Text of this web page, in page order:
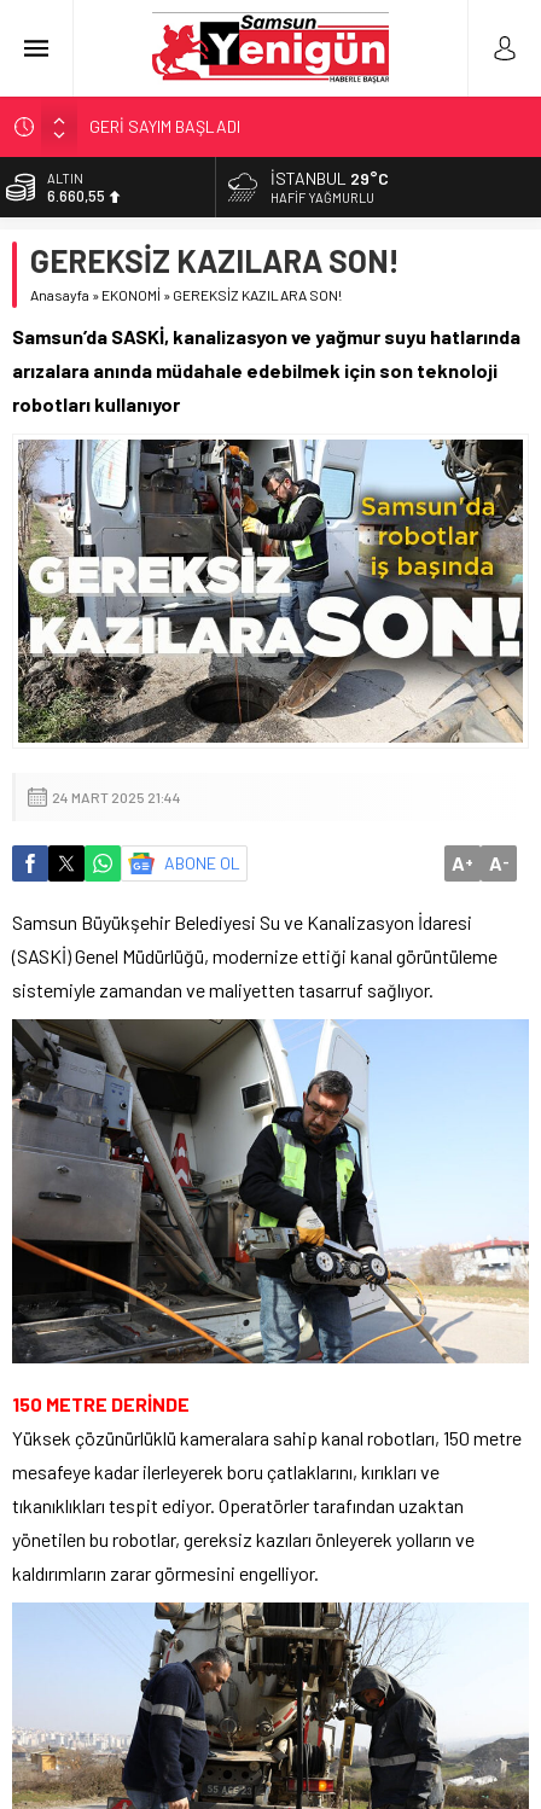
GERİ SAYIM BAŞLADI
SAMSUNSPOR’DA HEDEF 5’İNCİLİK!
‘BAFRA’YA YATIRIM YAPIN!’
YÖNETİCİ SEÇERKEN YAPILAN EN BÜYÜK HATALAR
ALTIN
6.660,55
13.779,39
DOLAR
55,1881
İSTANBUL 29°C
HAFIF YAĞMURLU
GEREKSİZ KAZILARA SON!
Anasayfa » EKONOMİ » GEREKSİZ KAZILARA SON!
Samsun’da SASKİ, kanalizasyon ve yağmur suyu hatlarında
arızalara anında müdahale edebilmek için son teknoloji
robotları kullanıyor
24 MART 2025 21:44
ABONE OL A+ A-
Samsun Büyükşehir Belediyesi Su ve Kanalizasyon İdaresi
(SASKİ) Genel Müdürlüğü, modernize ettiği kanal görüntüleme
sistemiyle zamandan ve maliyetten tasarruf sağlıyor.
150 METRE DERİNDE
Yüksek çözünürlüklü kameralara sahip kanal robotları, 150 metre
mesafeye kadar ilerleyerek boru çatlaklarını, kırıkları ve
tıkanıklıkları tespit ediyor. Operatörler tarafından uzaktan
yönetilen bu robotlar, gereksiz kazıları önleyerek yolların ve
kaldırımların zarar görmesini engelliyor.